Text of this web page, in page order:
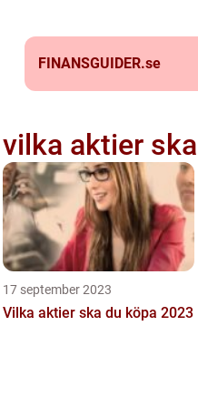
FINANSGUIDER.se
vilka aktier
17 september 2023
Vilka aktier ska du köpa 2023